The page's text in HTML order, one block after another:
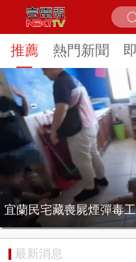
推薦 熱門新聞
喝半杯奶茶見「蟑螂」
最新消息